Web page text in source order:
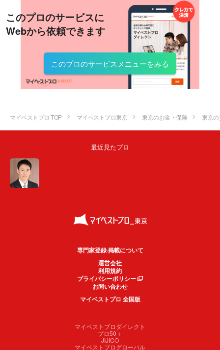
このプロのサービスに
Webから依頼できます
このプロのサービスメニューをみる
マイベストプロ TOP マイベストプロ東京 東京のお金・保険 東京
最近見たプロ
専門家登録·掲載について
運営会社
利用規約
プライバシーポリシー
お問い合わせ
マイベストプロ 全国版
マイベストプロダイレクト
プロ50＋
JIJICO
マイベストプログローバル